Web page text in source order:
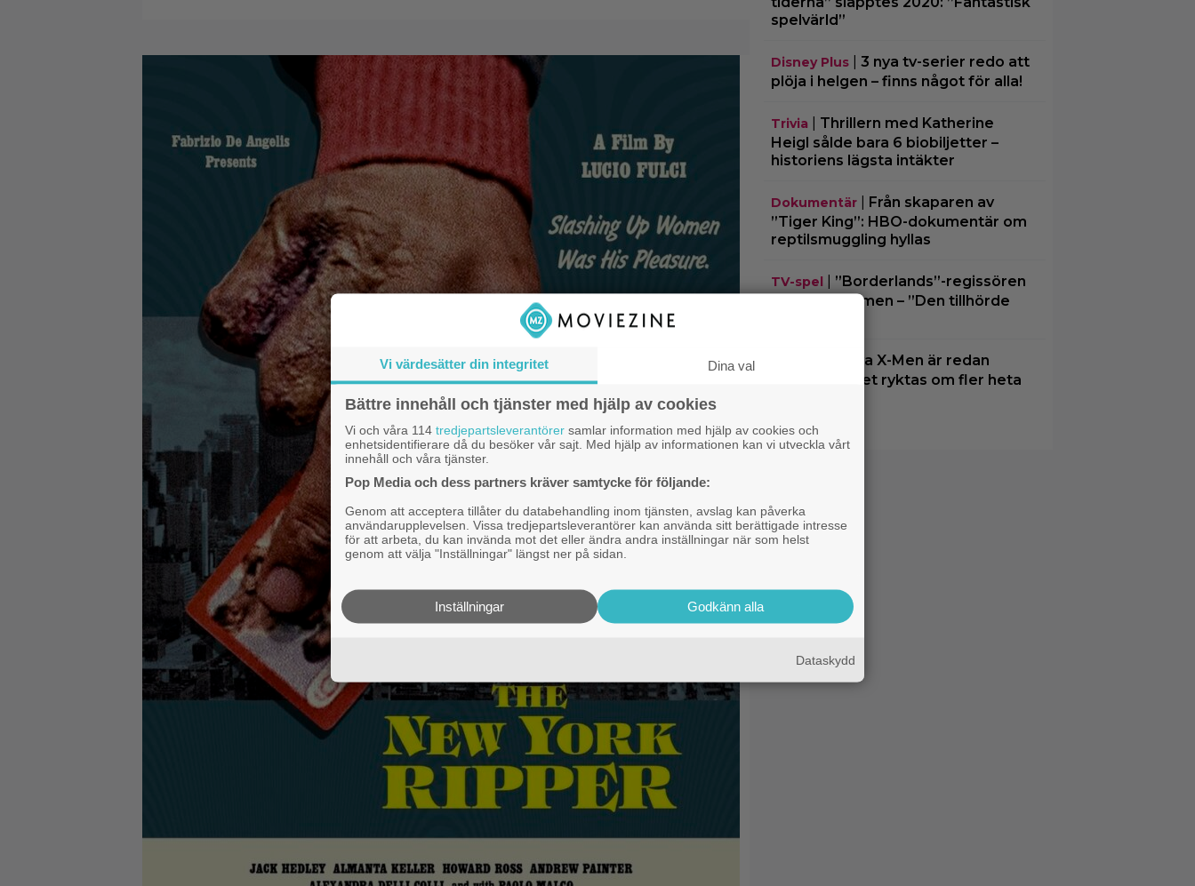
spelvärld”
Disney Plus| 3 nya tv-serier redo att
plöja i helgen – finns något för alla!
Trivia
Thrillern med Katherine
Heigl sålde bara 6 biobiljetter –
historiens lägsta intäkter
Dokumentär| Från skaparen av
”Tiger King”: HBO-dokumentär om
reptilsmuggling hyllas
TV-spel| ”Borderlands”-regissören
om kalkonfilmen – ”Den tillhörde
3 nya X-Men är redan
klara… och det ryktas om fler heta
Vi värdesätter din integritet Dina val
Bättre innehåll och tjänster med hjälp av cookies
Vi och våra 114 tredjepartsleverantörer samlar information med hjälp av cookies och
enhetsidentifierare då du besöker vår sajt. Med hjälp av informationen kan vi utveckla vårt
innehåll och våra tjänster.
Pop Media och dess partners kräver samtycke för följande:
Genom att acceptera tillåter du databehandling inom tjänsten, avslag kan påverka
användarupplevelsen. Vissa tredjepartsleverantörer kan använda sitt berättigade intresse
för att arbeta, du kan invända mot det eller ändra andra inställningar när som helst
genom att välja "Inställningar" längst ner på sidan.
Godkänn alla
Inställningar
Dataskydd